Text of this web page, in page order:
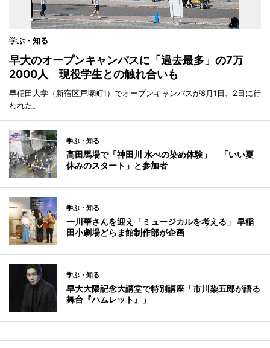
学ぶ・知る
早大のオープンキャンパスに「過去最多」の7万
2000人 現役学生との触れ合いも
早稲田大学（新宿区戸塚町1）でオープンキャンパスが8月1日、2日に行
われた。
学ぶ・知る
高田馬場で「神田川 水べの染め体験」 「いい夏
休みのスタート」と参加者
学ぶ・知る
一川華さんを迎え「ミュージカルを考える」 早稲
田小劇場どらま館制作部が企画
学ぶ・知る
早大大隈記念大講堂で特別講座「市川染五郎が語る
舞台『ハムレット』」